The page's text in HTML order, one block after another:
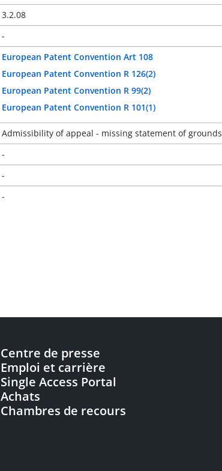
3.2.08
-
European Patent Convention Art 108
European Patent Convention R 126(2)
European Patent Convention R 99(2)
European Patent Convention R 101(1)
Admissibility of appeal - missing statement of grounds
-
-
-
Centre de presse
Emploi et carrière
Single Access Portal
Achats
Chambres de recours